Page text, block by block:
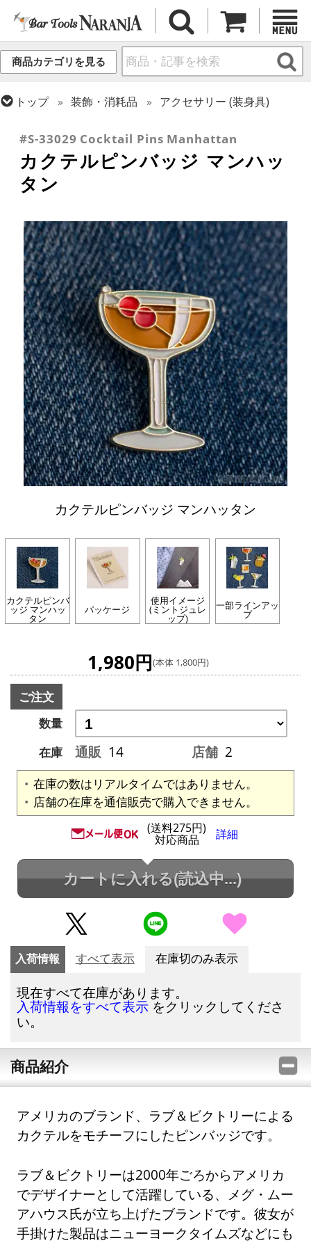
商品カテゴリを見る
トップ 装飾・消耗品
アクセサリー (装身具)
#S-33029 Cocktail Pins Manhattan
カクテルピンバッジ マンハッ
タン
カクテルピンバッジ マンハッタン
カクテルピンバ
ッジ マンハッ
タン
パッケージ
使用イメージ
(ミントジュレ
ップ)
一部ラインアッ
プ
1,980円(本体 1,800円)
ご注文
数量
在庫
通販 14 店舗 2
在庫の数はリアルタイムではありません。
店舗の在庫を通信販売で購入できません。
(送料275円)
対応商品 詳細
カートに入れる(読込中...)
入荷情報 すべて表示 在庫切のみ表示
現在すべて在庫があります。
入荷情報をすべて表示 をクリックしてくださ
い。
商品紹介
アメリカのブランド、ラブ＆ビクトリーによる
カクテルをモチーフにしたピンバッジです。
ラブ＆ビクトリーは2000年ごろからアメリカ
でデザイナーとして活躍している、メグ・ムー
アハウス氏が立ち上げたブランドです。彼女が
手掛けた製品はニューヨークタイムズなどにも